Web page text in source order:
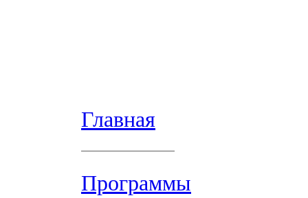
Главная
Программы